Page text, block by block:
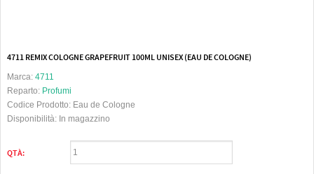
4711 REMIX COLOGNE GRAPEFRUIT 100ML UNISEX (EAU DE COLOGNE)
Marca: 4711
Reparto: Profumi
Codice Prodotto: Eau de Cologne
Disponibilità: In magazzino
QTÀ: